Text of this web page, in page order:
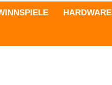
HARDWARE